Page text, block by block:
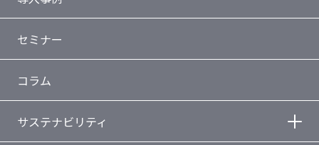
セミナー
コラム
サステナビリティ